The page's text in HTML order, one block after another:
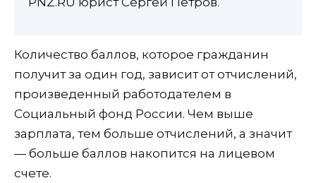
Количество баллов, которое гражданин
получит за один год, зависит от отчислений,
произведенный работодателем в
Социальный фонд России. Чем выше
зарплата, тем больше отчислений, а значит
— больше баллов накопится на лицевом
счете.